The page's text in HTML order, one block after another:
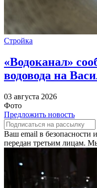
Стройка
«Водоканал»
водовода на
03 августа 2026
Фото
Предложить новость
Ваш email в безопасности
передан третьим лицам.